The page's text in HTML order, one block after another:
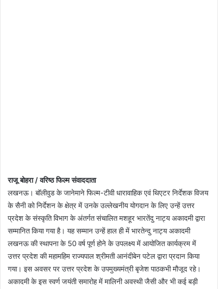
राजू बोहरा / वरिष्ठ फिल्म संवाददाता
लखनऊ। बॉलीवुड के जानेमाने फिल्म-टीवी धारावाहिक एवं थिएटर निर्देशक विजय
के सैनी को निर्देशन के क्षेत्र में उनके उल्लेखनीय योगदान के लिए उन्हें उत्तर
प्रदेश के संस्कृति विभाग के अंतर्गत संचालित मशहूर भारतेंदु नाट्य अकादमी द्वारा
सम्मानित किया गया है। यह सम्मान उन्हें हाल ही में भारतेन्दु नाट्य अकादमी
लखनऊ की स्थापना के 50 वर्ष पूर्ण होने के उपलक्ष्य में आयोजित कार्यक्रम में
उत्तर प्रदेश की महामहिम राज्यपाल श्रीमती आनंदीबेन पटेल द्वारा प्रदान किया
गया। इस अवसर पर उत्तर प्रदेश के उपमुख्यमंत्री बृजेश पाठकभी मौजूद रहे।
अकादमी के इस स्वर्ण जयंती समारोह में मालिनी अवस्थी जैसी और भी कई बड़ी